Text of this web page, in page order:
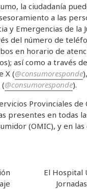
la ciudadanía
a las
y Emergencias de la
del número de
en horario de
así como a través
X (@consumoresponde
@consumoresponde).
Provinciales de
presentes en todas
(OMIC), y en
El Hospital